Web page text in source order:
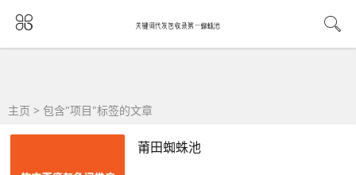
主页 > 包含"项目"标签的文章
莆田蜘蛛池